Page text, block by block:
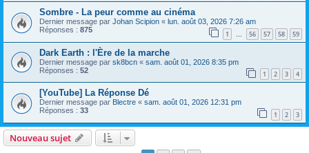
Sombre - La peur comme au cinéma
Dernier message par Johan Scipion « lun. août 03, 2026 7:26 am
Réponses : 875 1 … 56 57 58 59
Dark Earth : l'Ère de la marche
Dernier message par sk8bcn « sam. août 01, 2026 8:35 pm
Réponses : 52 1 2 3 4
[YouTube] La Réponse Dé
Dernier message par Blectre « sam. août 01, 2026 12:31 pm
Réponses : 33 1 2 3
Nouveau sujet